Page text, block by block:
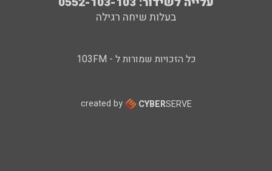
בעלות שיחה רגילה
כל הזכויות שמורות ל - 103FM
created by CYBERSERVE